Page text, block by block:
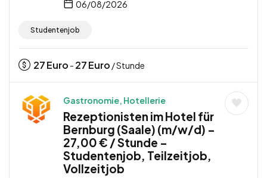
06/08/2026
Studentenjob
27Euro - 27Euro / Stunde
Gastronomie, Hotellerie
Rezeptionisten im Hotel für
Bernburg (Saale) (m/w/d) –
27,00 € / Stunde –
Studentenjob, Teilzeitjob,
Vollzeitjob